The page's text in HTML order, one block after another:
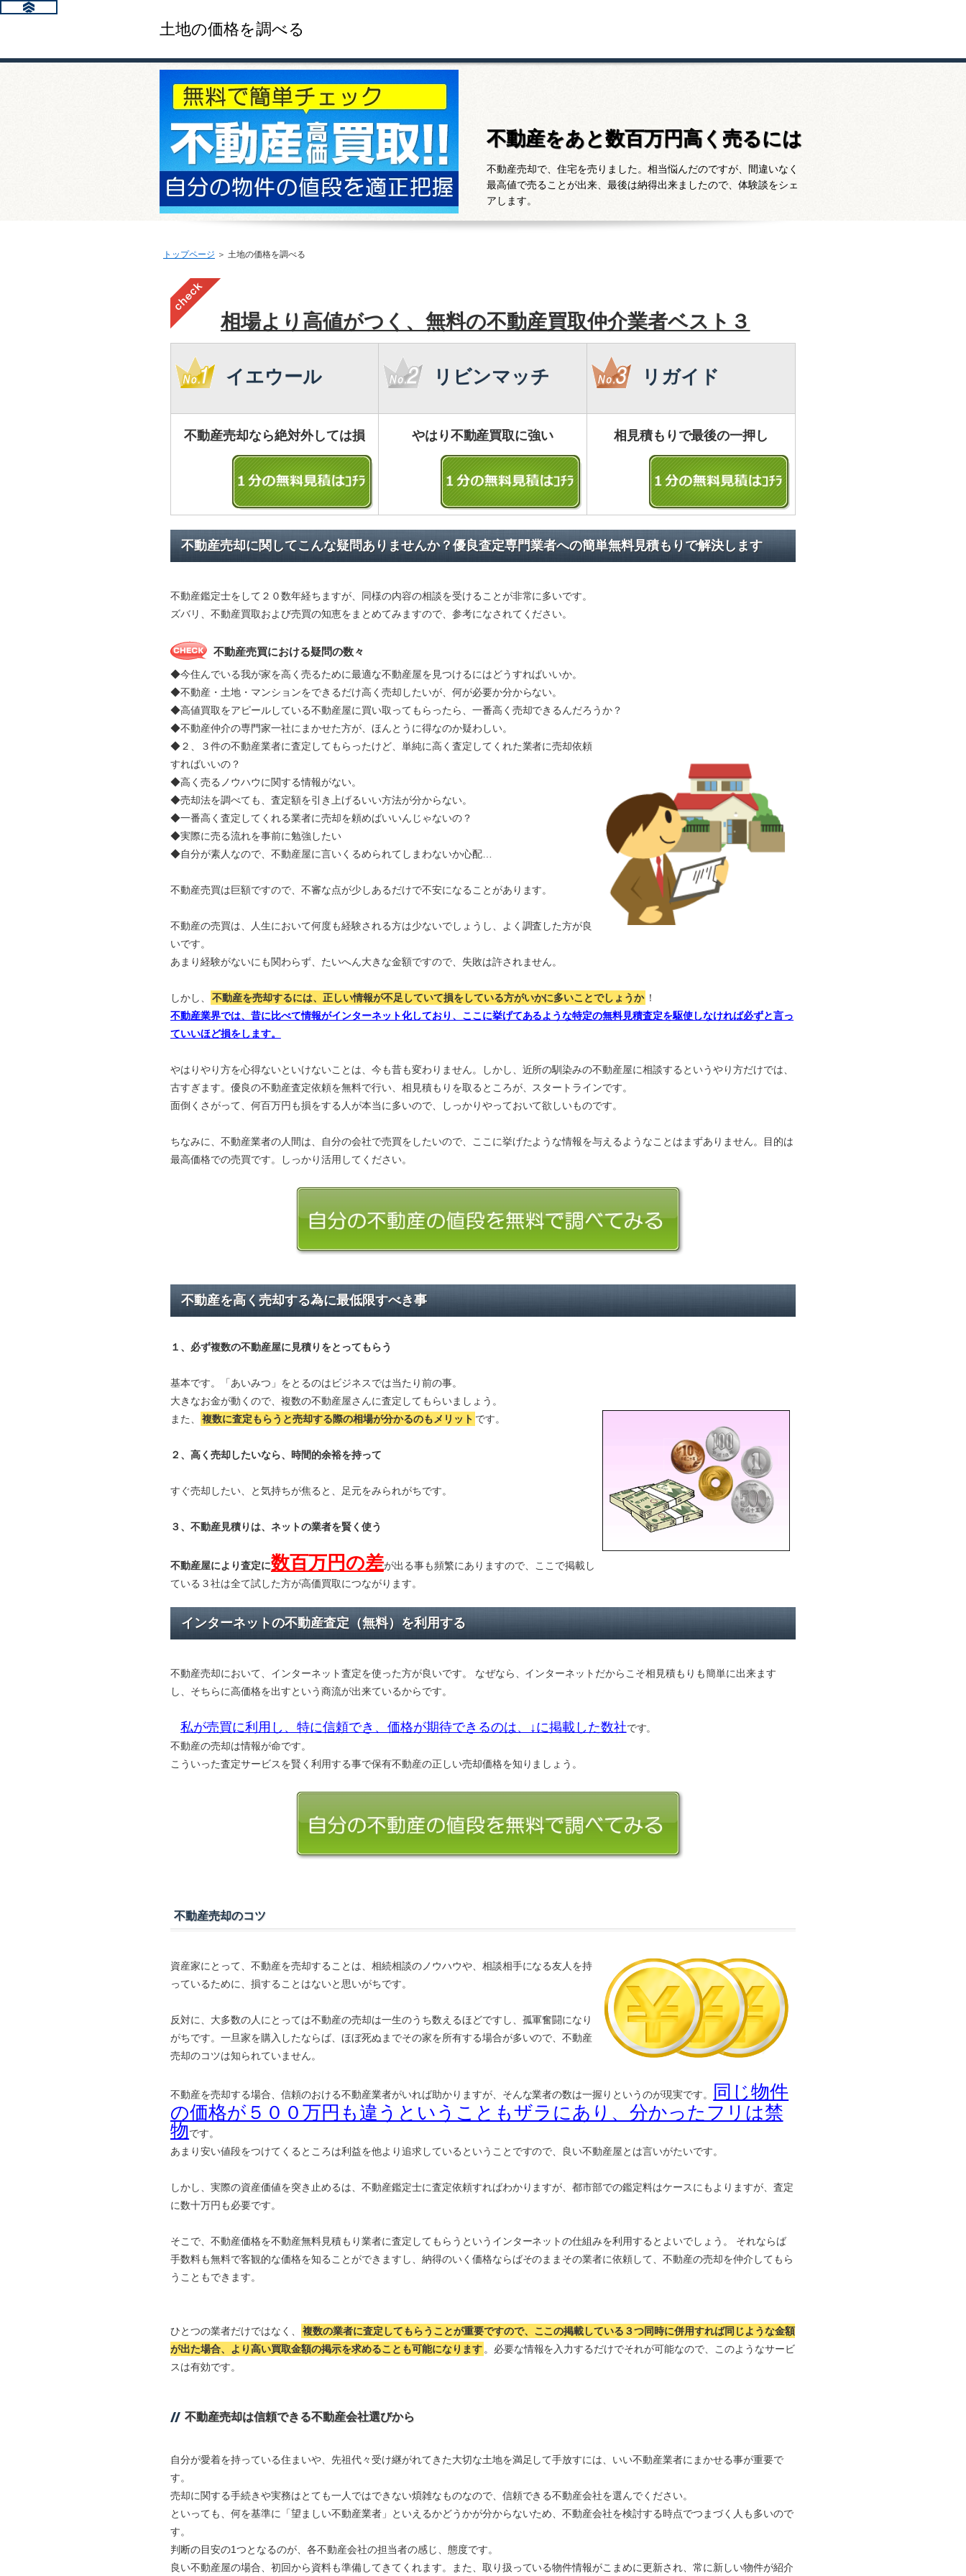
土地の価格を調べる
不動産をあと数百万円高く売るには
不動産売却で、住宅を売りました。相当悩んだのですが、間違いなく
最高値で売ることが出来、最後は納得出来ましたので、体験談をシェ
アします。
トップページ ＞ 土地の価格を調べる
相場より高値がつく、無料の不動産買取仲介業者ベスト３
イエウール リビンマッチ リガイド
不動産売却なら絶対外しては損 やはり不動産買取に強い 相見積もりで最後の一押し
不動産売却に関してこんな疑問ありませんか？優良査定専門業者への簡単無料見積もりで解決します
不動産鑑定士をして２０数年経ちますが、同様の内容の相談を受けることが非常に多いです。
ズバリ、不動産買取および売買の知恵をまとめてみますので、参考になされてください。
不動産売買における疑問の数々
◆今住んでいる我が家を高く売るために最適な不動産屋を見つけるにはどうすればいいか。
◆不動産・土地・マンションをできるだけ高く売却したいが、何が必要か分からない。
◆高値買取をアピールしている不動産屋に買い取ってもらったら、一番高く売却できるんだろうか？
◆不動産仲介の専門家一社にまかせた方が、ほんとうに得なのか疑わしい。
◆２、３件の不動産業者に査定してもらったけど、単純に高く査定してくれた業者に売却依頼
すればいいの？
◆高く売るノウハウに関する情報がない。
◆売却法を調べても、査定額を引き上げるいい方法が分からない。
◆一番高く査定してくれる業者に売却を頼めばいいんじゃないの？
◆実際に売る流れを事前に勉強したい
◆自分が素人なので、不動産屋に言いくるめられてしまわないか心配…
不動産売買は巨額ですので、不審な点が少しあるだけで不安になることがあります。
不動産の売買は、人生において何度も経験される方は少ないでしょうし、よく調査した方が良
いです。
あまり経験がないにも関わらず、たいへん大きな金額ですので、失敗は許されません。
しかし、 不動産を売却するには、正しい情報が不足していて損をしている方がいかに多いことでしょうか ！
不動産業界では、昔に比べて情報がインターネット化しており、ここに挙げてあるような特定の無料見積査定を駆使しなければ必ずと言っ
ていいほど損をします。
やはりやり方を心得ないといけないことは、今も昔も変わりません。しかし、近所の馴染みの不動産屋に相談するというやり方だけでは、
古すぎます。優良の不動産査定依頼を無料で行い、相見積もりを取るところが、スタートラインです。
面倒くさがって、何百万円も損をする人が本当に多いので、しっかりやっておいて欲しいものです。
ちなみに、不動産業者の人間は、自分の会社で売買をしたいので、ここに挙げたような情報を与えるようなことはまずありません。目的は
最高価格での売買です。しっかり活用してください。
不動産を高く売却する為に最低限すべき事
１、必ず複数の不動産屋に見積り をとってもらう
基本です。「あいみつ」をとるのはビジネスでは当たり前の事。
大きなお金が動くので、複数の不動産屋さんに査定してもらいましょう。
また、
複数に査定もらうと売却する際の相場が分かるのもメリット です。
２、高く売却したいなら、時間的余裕を持って
すぐ売却したい、と気持ちが焦ると、足元をみられがちです。
３、不動産見積りは、ネットの業者を賢く使う
不動産屋により査定に数百万円の差が出る事も頻繁にありますので、ここで掲載し
ている３社は全て試した方が高価買取につながります。
インターネットの不動産査定（無料）を利用する
不動産売却において、インターネット査定を使った方が良いです。 なぜなら、インターネットだからこそ相見積もりも簡単に出来ます
し、そちらに高価格を出すという商流が出来ているからです。
私が売買に利用し、特に信頼でき、価格が期待できるのは、↓に掲載した数社です。
不動産の売却は情報が命です。
こういった査定サービスを賢く利用する事で保有不動産の正しい売却価格を知りましょう。
不動産売却のコツ
資産家にとって、不動産を売却することは、相続相談のノウハウや、相談相手になる友人を持
っているために、損することはないと思いがちです。
反対に、大多数の人にとっては不動産の売却は一生のうち数えるほどですし、孤軍奮闘になり
がちです。一旦家を購入したならば、ほぼ死ぬまでその家を所有する場合が多いので、不動産
売却のコツは知られていません。
不動産を売却する場合、信頼のおける不動産業者がいれば助かりますが、そんな業者の数は一握りというのが現実です。
同じ物件
の価格が５００万円も違うということもザラにあり、分かったフリは禁
物です。
あまり安い値段をつけてくるところは利益を他より追求しているということですので、良い不動産屋とは言いがたいです。
しかし、実際の資産価値を突き止めるは、不動産鑑定士に査定依頼すればわかりますが、都市部での鑑定料はケースにもよりますが、査定
に数十万円も必要です。
そこで、不動産価格を不動産無料見積もり業者に査定してもらうというインターネットの仕組みを利用するとよいでしょう。 それならば
手数料も無料で客観的な価格を知ることができますし、納得のいく価格ならばそのままその業者に依頼して、不動産の売却を仲介してもら
うこともできます。
ひとつの業者だけではなく、
複数の業者に査定してもらうことが重要ですので、ここの掲載している３つ同時に併用すれば同じような金額
が出た場合、より高い買取金額の掲示を求めることも可能になります 。必要な情報を入力するだけでそれが可能なので、このようなサービ
スは有効です。
不動産売却は信頼できる不動産会社選びから
自分が愛着を持っている住まいや、先祖代々受け継がれてきた大切な土地を満足して手放すには、いい不動産業者にまかせる事が重要で
す。
売却に関する手続きや実務はとても一人ではできない煩雑なものなので、信頼できる不動産会社を選んでください。
といっても、何を基準に「望ましい不動産業者」といえるかどうかが分からないため、不動産会社を検討する時点でつまづく人も多いので
す。
判断の目安の1つとなるのが、各不動産会社の担当者の感じ、態度です。
良い不動産屋の場合、初回から資料も準備してきてくれます。また、取り扱っている物件情報がこまめに更新され、常に新しい物件が紹介